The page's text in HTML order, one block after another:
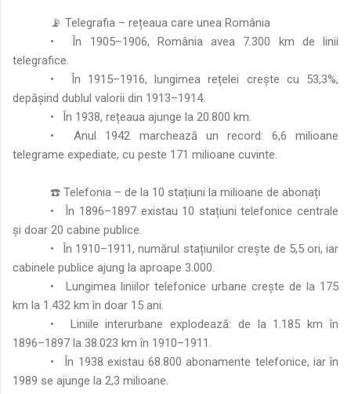
📡 Telegrafia – rețeaua care unea România
•
În 1905–1906, România avea 7.300 km de linii
telegrafice.
•
În 1915–1916, lungimea rețelei crește cu 53,3%,
depășind dublul valorii din 1913–1914.
•
În 1938, rețeaua ajunge la 20.800 km.
•
Anul 1942 marchează un record: 6,6 milioane
telegrame expediate, cu peste 171 milioane cuvinte.
☎️ Telefonia – de la 10 stațiuni la milioane de abonați
•
În 1896–1897 existau 10 stațiuni telefonice centrale
și doar 20 cabine publice.
•
În 1910–1911, numărul stațiunilor crește de 5,5 ori, iar
cabinele publice ajung la aproape 3.000.
•
Lungimea liniilor telefonice urbane crește de la 175
km la 1.432 km în doar 15 ani.
•
Liniile interurbane explodează: de la 1.185 km în
1896–1897 la 38.023 km în 1910–1911.
•
În 1938 existau 68.800 abonamente telefonice, iar în
1989 se ajunge la 2,3 milioane.